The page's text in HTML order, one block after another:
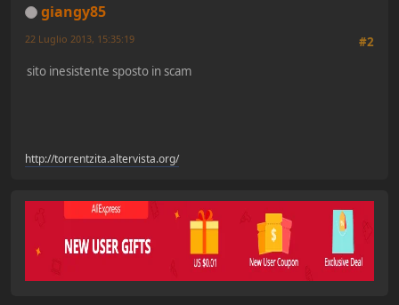
giangy85
#2
22 Luglio 2013, 15:35:19
sito inesistente sposto in scam
http://torrentzita.altervista.org/